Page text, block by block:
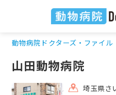
動物病院ドクターズ・ファイル
山田動物病院
埼玉県さ